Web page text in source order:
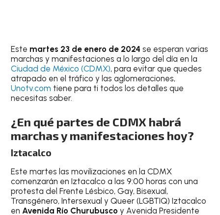
Este martes 23 de enero de 2024 se esperan varias
marchas y manifestaciones a lo largo del día en la
Ciudad de México (CDMX), para evitar que quedes
atrapado en el tráfico y las aglomeraciones,
Unotv.com tiene para ti todos los detalles que
necesitas saber.
¿En qué partes de CDMX habrá
marchas y manifestaciones hoy?
Iztacalco
Este martes las movilizaciones en la CDMX
comenzarán en Iztacalco a las 9:00 horas con una
protesta del Frente Lésbico, Gay, Bisexual,
Transgénero, Intersexual y Queer (LGBTIQ) Iztacalco
en Avenida Río Churubusco y Avenida Presidente